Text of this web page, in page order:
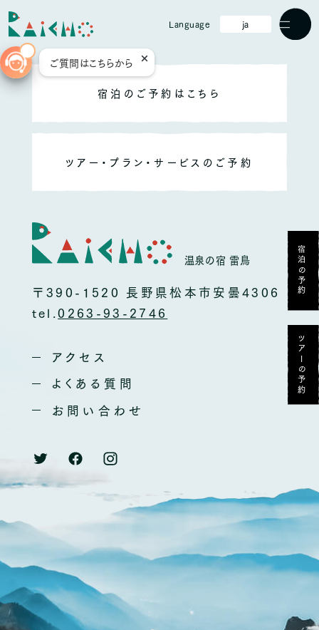
Language ja
ホーム
部屋
温泉
設備
よくある質問
アクセス
お問い合わせ
ツアー・プラン・サービスのご予約
宿泊の予約
ツアーの予約
宿泊のご予約はこちら
ツアー・プラン・サービスのご予約
温泉の宿 雷鳥
〒390-1520 長野県松本市安曇4306
tel.0263-93-2746
アクセス
よくある質問
お問い合わせ
ご質問はこちらから